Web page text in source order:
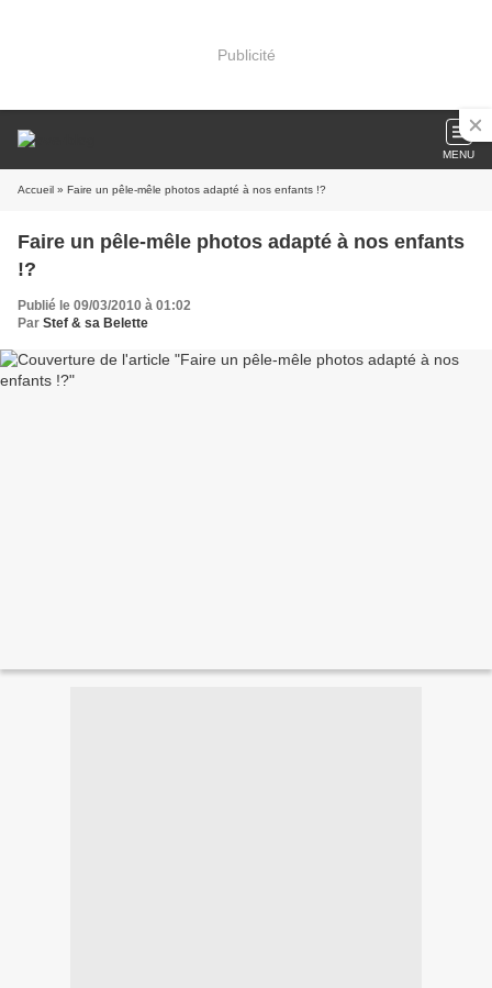
Publicité
MENU
Accueil » Faire un pêle-mêle photos adapté à nos enfants !?
Faire un pêle-mêle photos adapté à nos enfants
!?
Publié le 09/03/2010 à 01:02
Par Stef & sa Belette